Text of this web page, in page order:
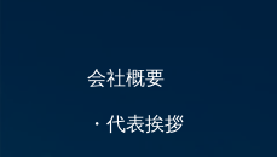
会社概要
・代表挨拶